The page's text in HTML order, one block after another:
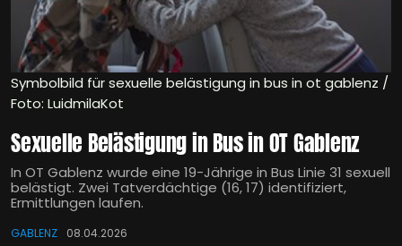
Symbolbild für sexuelle belästigung in bus in ot gablenz /
Foto: LuidmilaKot
Sexuelle Belästigung in Bus in OT Gablenz
In OT Gablenz wurde eine 19-Jährige in Bus Linie 31 sexuell
belästigt. Zwei Tatverdächtige (16, 17) identifiziert,
Ermittlungen laufen.
GABLENZ 08.04.2026